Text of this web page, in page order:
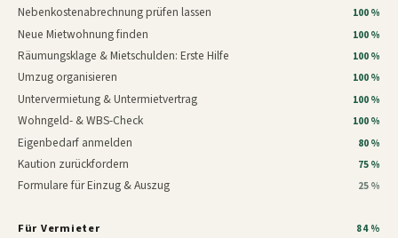
Nebenkostenabrechnung prüfen lassen 100 %
Neue Mietwohnung finden 100 %
Räumungsklage & Mietschulden: Erste Hilfe 100 %
Umzug organisieren 100 %
Untervermietung & Untermietvertrag 100 %
Wohngeld- & WBS-Check 100 %
Eigenbedarf anmelden 80 %
Kaution zurückfordern 75 %
Formulare für Einzug & Auszug 25 %
Für Vermieter 84 %